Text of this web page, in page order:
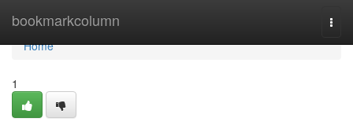
bookmarkcolumn
Home
Home
1